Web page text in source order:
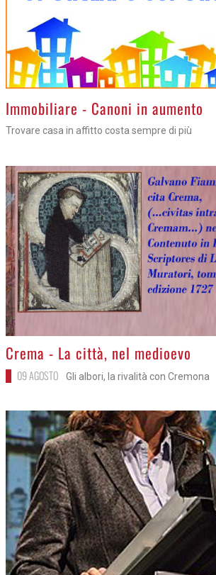
>Immobiliare - Canoni in aumento
Trovare casa in affitto costa sempre di più
>
Crema - La città, nel medioevo
09 AGOSTO Gli albori, la rivalità con Cremona